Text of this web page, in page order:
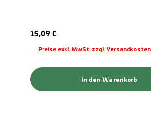
Regulärer Preis:
15,09 €
Preise exkl. MwSt. zzgl. Versandkosten
In den Warenkorb